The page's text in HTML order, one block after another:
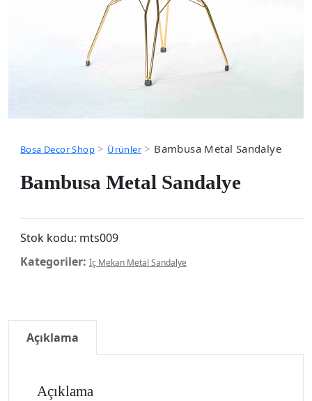
Bosa Decor Shop> Ürünler> Bambusa Metal Sandalye
Bambusa Metal Sandalye
Stok kodu: mts009
Kategoriler: İç Mekan Metal Sandalye
Açıklama
Açıklama